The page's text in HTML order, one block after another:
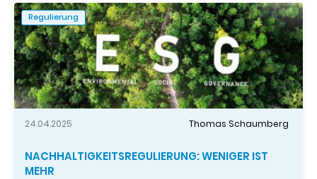
Regulierung
24.04.2025 Thomas Schaumberg
NACHHALTIGKEITSREGULIERUNG: WENIGER IST
MEHR